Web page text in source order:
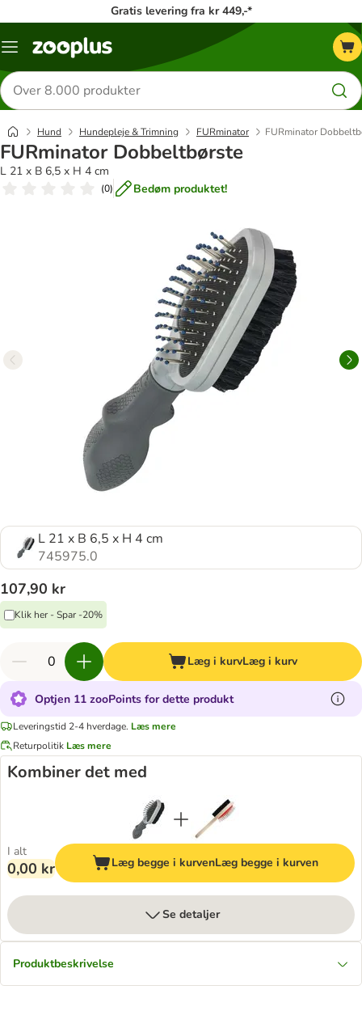
Gratis levering fra kr 449,-*
Menu
Søg
efter
produkter
Hund Hundepleje & Trimning FURminator FURminator
FURminator Dobbeltbørste
L 21 x B 6,5 x H 4 cm
(0) Bedøm produktet!
L 21 x B 6,5 x H 4 cm
745975.0
107,90 kr
Klik her - Spar -20%
Læg i kurvLæg i kurv
Optjen 11 zooPoints for dette produkt
Leveringstid 2-4 hverdage. Læs mere
Returpolitik Læs mere
Kombiner det med
I alt
0,00 kr Læg begge i kurvenLæg begge i kurven
Se detaljer
Produktbeskrivelse